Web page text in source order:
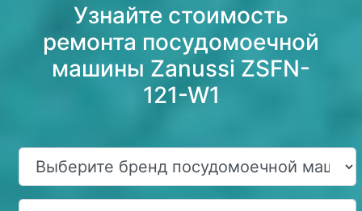
Узнайте стоимость
ремонта посудомоечной
машины Zanussi ZSFN-
121-W1